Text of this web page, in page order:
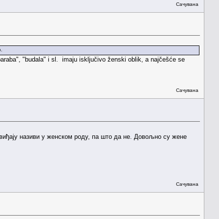
Сачувана
"budala" i sl. imaju isključivo ženski oblik, a najčešće se
Сачувана
називи у женском роду, па што да не. Довољно су жене
Сачувана